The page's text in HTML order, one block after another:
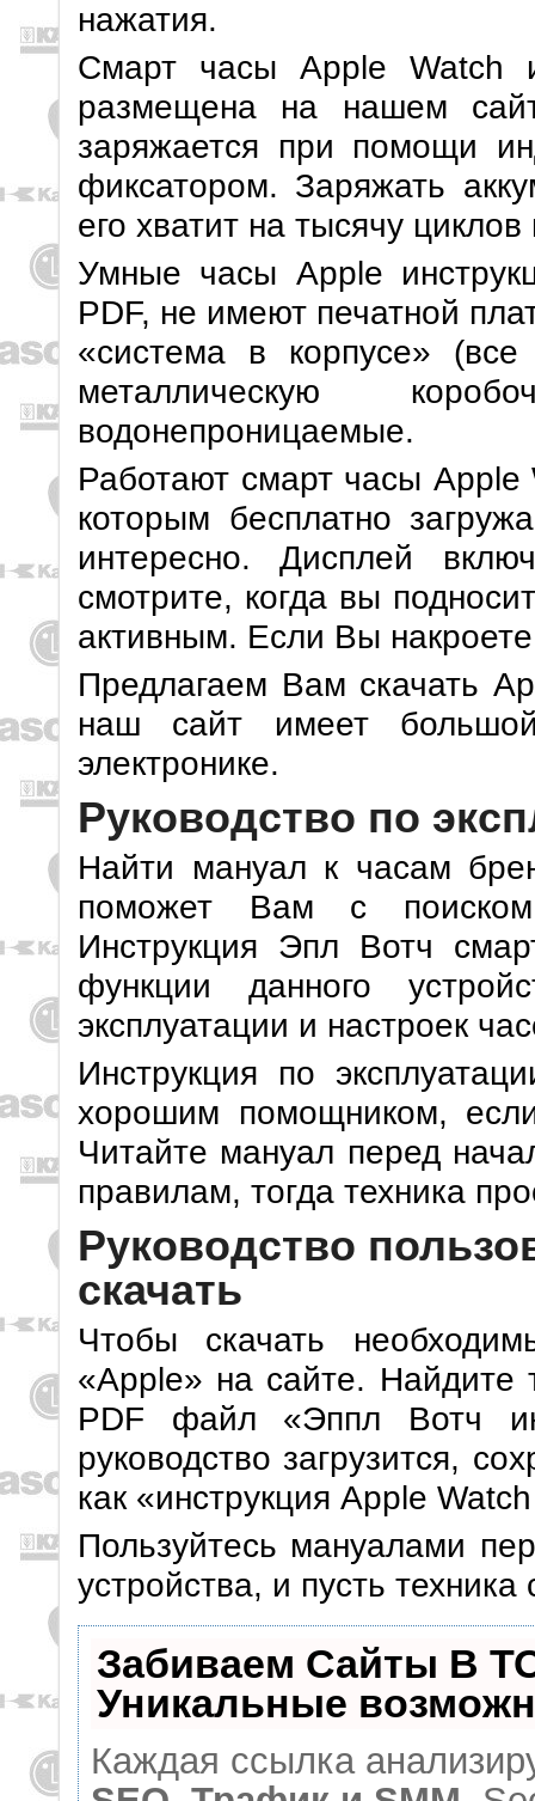
нажатия.
Смарт часы Apple Watch
размещена на нашем
заряжается при помощи
фиксатором. Заряжать
его хватит на тысячу
Умные часы Apple
PDF, не имеют печатной
«система в корпусе»
металлическую
водонепроницаемые.
Работают смарт часы Apple
которым бесплатно
интересно. Дисплей
смотрите, когда вы
активным. Если Вы накроете
Предлагаем Вам скачать
наш сайт имеет
электронике.
Руководство по
Найти мануал к часам
поможет Вам с
Инструкция Эпл Вотч
функции данного
эксплуатации и настроек
Инструкция по
хорошим помощником,
Читайте мануал перед
правилам, тогда техника
Руководство
скачать
Чтобы скачать
«Apple» на сайте. Найдите
PDF файл «Эппл Вотч
руководство загрузится,
как «инструкция Apple
Пользуйтесь мануалами
устройства, и пусть
Забиваем Сайты В
Уникальные
Каждая ссылка